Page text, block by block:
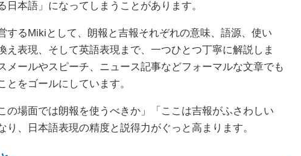
本語」になってしまうことがあります。
するMikiとして、朗報と吉報それぞれの意味、語源、使い
え表現、そして英語表現まで、一つひとつ丁寧に解説しま
メールやスピーチ、ニュース記事などフォーマルな文章でも
をゴールにしています。
の場面では朗報を使うべきか」「ここは吉報がふさわしい
り、日本語表現の精度と説得力がぐっと高まります。